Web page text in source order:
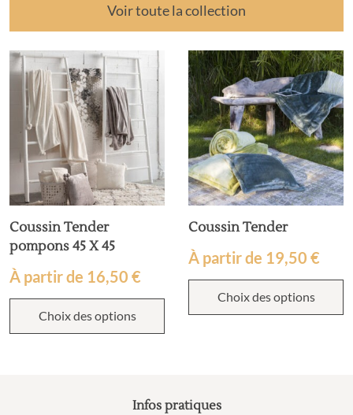
Voir toute la collection
Coussin Tender
pompons 45 X 45
À partir de 16,50 €
Choix des options
Coussin Tender
À partir de 19,50 €
Choix des options
Infos pratiques